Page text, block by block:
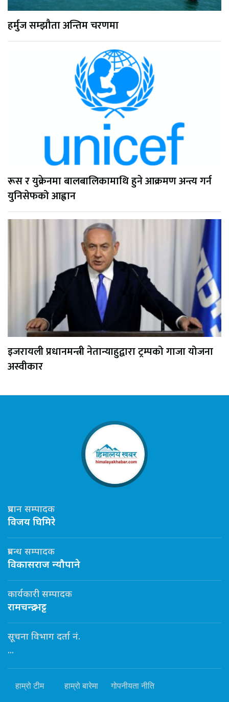
हर्मुज सम्झौता अन्तिम चरणमा
रूस र युक्रेनमा बालबालिकामाथि हुने आक्रमण अन्त्य गर्न
युनिसेफको आह्वान
इजरायली प्रधानमन्त्री नेतान्याहुद्वारा ट्रम्पको गाजा योजना
अस्वीकार
प्रधान सम्पादक
विजय घिमिरे
प्रबन्ध सम्पादक
विकासराज न्यौपाने
कार्यकारी सम्पादक
रामचन्द्र भट्ट
सूचना विभाग दर्ता नं.
...
हाम्रो टीम हाम्रो बारेमा गोपनीयता नीति